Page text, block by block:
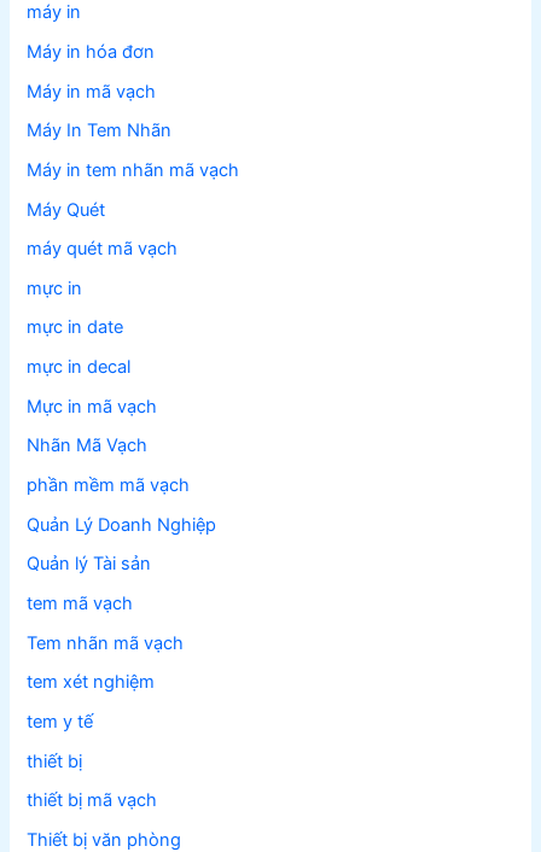
máy in
Máy in hóa đơn
Máy in mã vạch
Máy In Tem Nhãn
Máy in tem nhãn mã vạch
Máy Quét
máy quét mã vạch
mực in
mực in date
mực in decal
Mực in mã vạch
Nhãn Mã Vạch
phần mềm mã vạch
Quản Lý Doanh Nghiệp
Quản lý Tài sản
tem mã vạch
Tem nhãn mã vạch
tem xét nghiệm
tem y tế
thiết bị
thiết bị mã vạch
Thiết bị văn phòng